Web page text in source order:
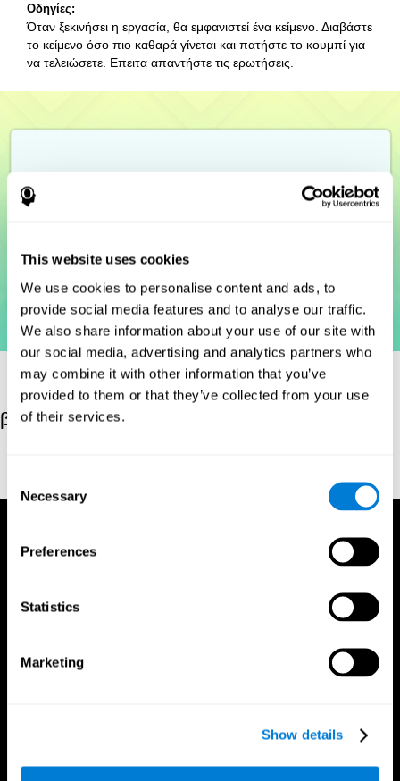
This website uses cookies
We use cookies to personalise content and ads, to
provide social media features and to analyse our traffic.
We also share information about your use of our site with
our social media, advertising and analytics partners who
may combine it with other information that you’ve
provided to them or that they’ve collected from your use
of their services.
Selection
Necessary
Preferences
Statistics
Marketing
Show details
Οδηγίες:
Όταν ξεκινήσει η εργασία, θα εμφανιστεί ένα κείμενο. Διαβάστε
το κείμενο όσο πιο καθαρά γίνεται και πατήστε το κουμπί για
να τελειώσετε. Επειτα απαντήστε τις ερωτήσεις.
βιβλιογραφικές αναφορές